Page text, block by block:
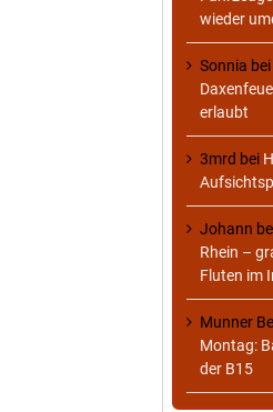
wieder
Sonnia bei
erlaubt
3mrd bei
Johann
Rhein –
Fluten im
Munner
Montag:
der B15